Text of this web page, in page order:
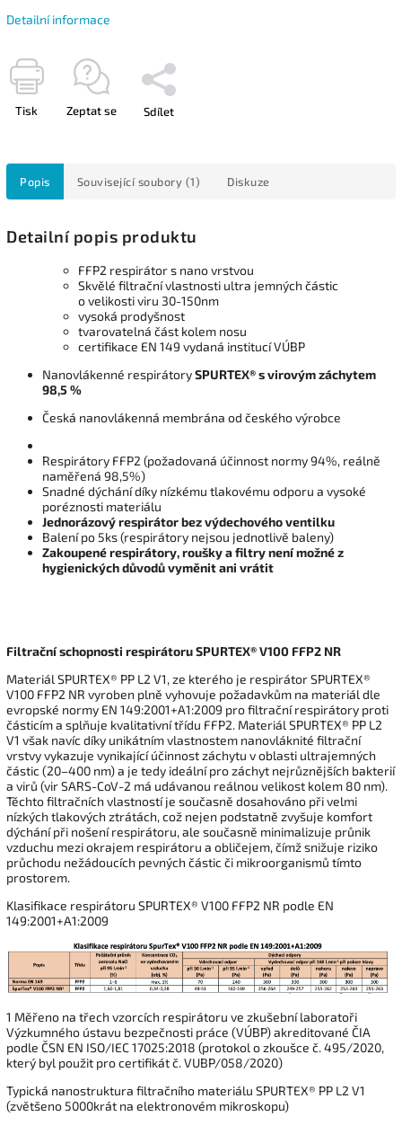
Detailní informace
Tisk Zeptat se Sdílet
Popis Související soubory (1) Diskuze
Detailní popis produktu
FFP2 respirátor s nano vrstvou
Skvělé filtrační vlastnosti ultra jemných částic
o velikosti viru 30-150nm
vysoká prodyšnost
tvarovatelná část kolem nosu
certifikace EN 149 vydaná institucí VÚBP
Nanovlákenné respirátorySPURTEX®s virovým záchytem
98,5 %
Česká nanovlákenná membrána od českého výrobce
Respirátory FFP2 (požadovaná účinnost normy 94%, reálně
naměřená 98,5%)
Snadné dýchání díky nízkému tlakovému odporu a vysoké
poréznosti materiálu
Jednorázový respirátor bez výdechového ventilku
Balení po 5ks (respirátory nejsou jednotlivě baleny)
Zakoupené respirátory, roušky a filtry není možné z
hygienických důvodů vyměnit ani vrátit
Filtrační schopnosti respirátoru SPURTEX® V100 FFP2 NR
Materiál SPURTEX® PP L2 V1, ze kterého je respirátor SPURTEX®
V100 FFP2 NR vyroben plně vyhovuje požadavkům na materiál dle
evropské normy EN 149:2001+A1:2009 pro filtrační respirátory proti
částicím a splňuje kvalitativní třídu FFP2. Materiál SPURTEX® PP L2
V1 však navíc díky unikátním vlastnostem nanovláknité filtrační
vrstvy vykazuje vynikající účinnost záchytu v oblasti ultrajemných
částic (20–400 nm) a je tedy ideální pro záchyt nejrůznějších bakterií
a virů (vir SARS-CoV-2 má udávanou reálnou velikost kolem 80 nm).
Těchto filtračních vlastností je současně dosahováno při velmi
nízkých tlakových ztrátách, což nejen podstatně zvyšuje komfort
dýchání při nošení respirátoru, ale současně minimalizuje průnik
vzduchu mezi okrajem respirátoru a obličejem, čímž snižuje riziko
průchodu nežádoucích pevných částic či mikroorganismů tímto
prostorem.
Klasifikace respirátoru SPURTEX® V100 FFP2 NR podle EN
149:2001+A1:2009
1 Měřeno na třech vzorcích respirátoru ve zkušební laboratoři
Výzkumného ústavu bezpečnosti práce (VÚBP) akreditované ČIA
podle ČSN EN ISO/IEC 17025:2018 (protokol o zkoušce č. 495/2020,
který byl použit pro certifikát č. VUBP/058/2020)
Typická nanostruktura filtračního materiálu SPURTEX® PP L2 V1
(zvětšeno 5000krát na elektronovém mikroskopu)